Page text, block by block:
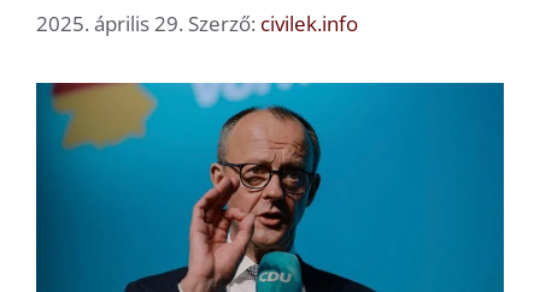
2025. április 29. Szerző: civilek.info